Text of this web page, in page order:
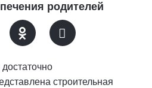
родителей
строительная